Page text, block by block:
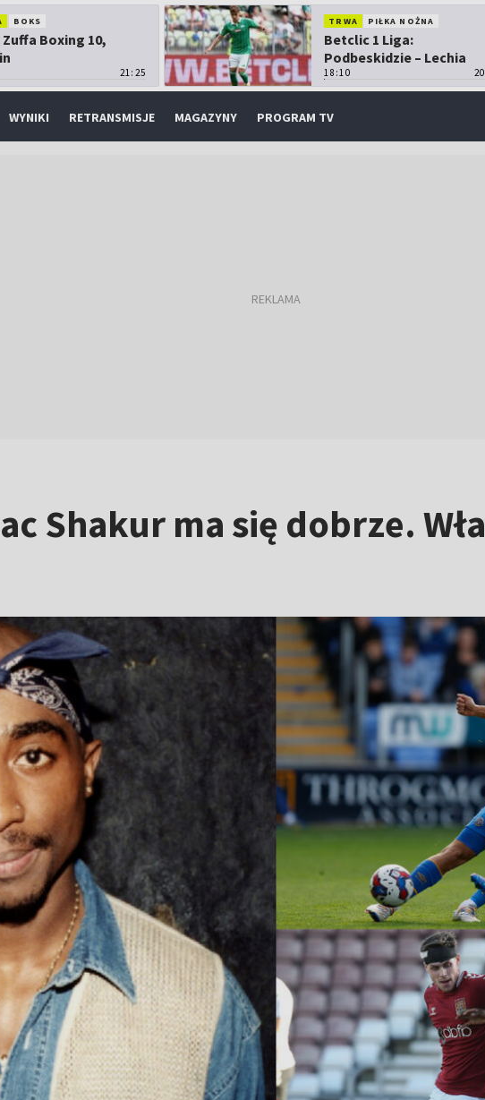
BOKS
Zuffa Boxing 10,
21:25
TRWA PIŁKA NOŻNA
Betclic 1 Liga:
Podbeskidzie – Lechia
Gdańsk
18:10
WYNIKI RETRANSMISJE MAGAZYNY PROGRAM TV
Shakur ma się dobrze.